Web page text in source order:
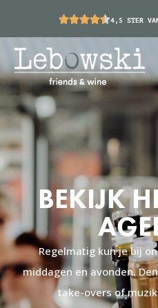
4,5 STER
BEKIJK
Regelmatig kun je bij
middagen en avonden.
take-overs of